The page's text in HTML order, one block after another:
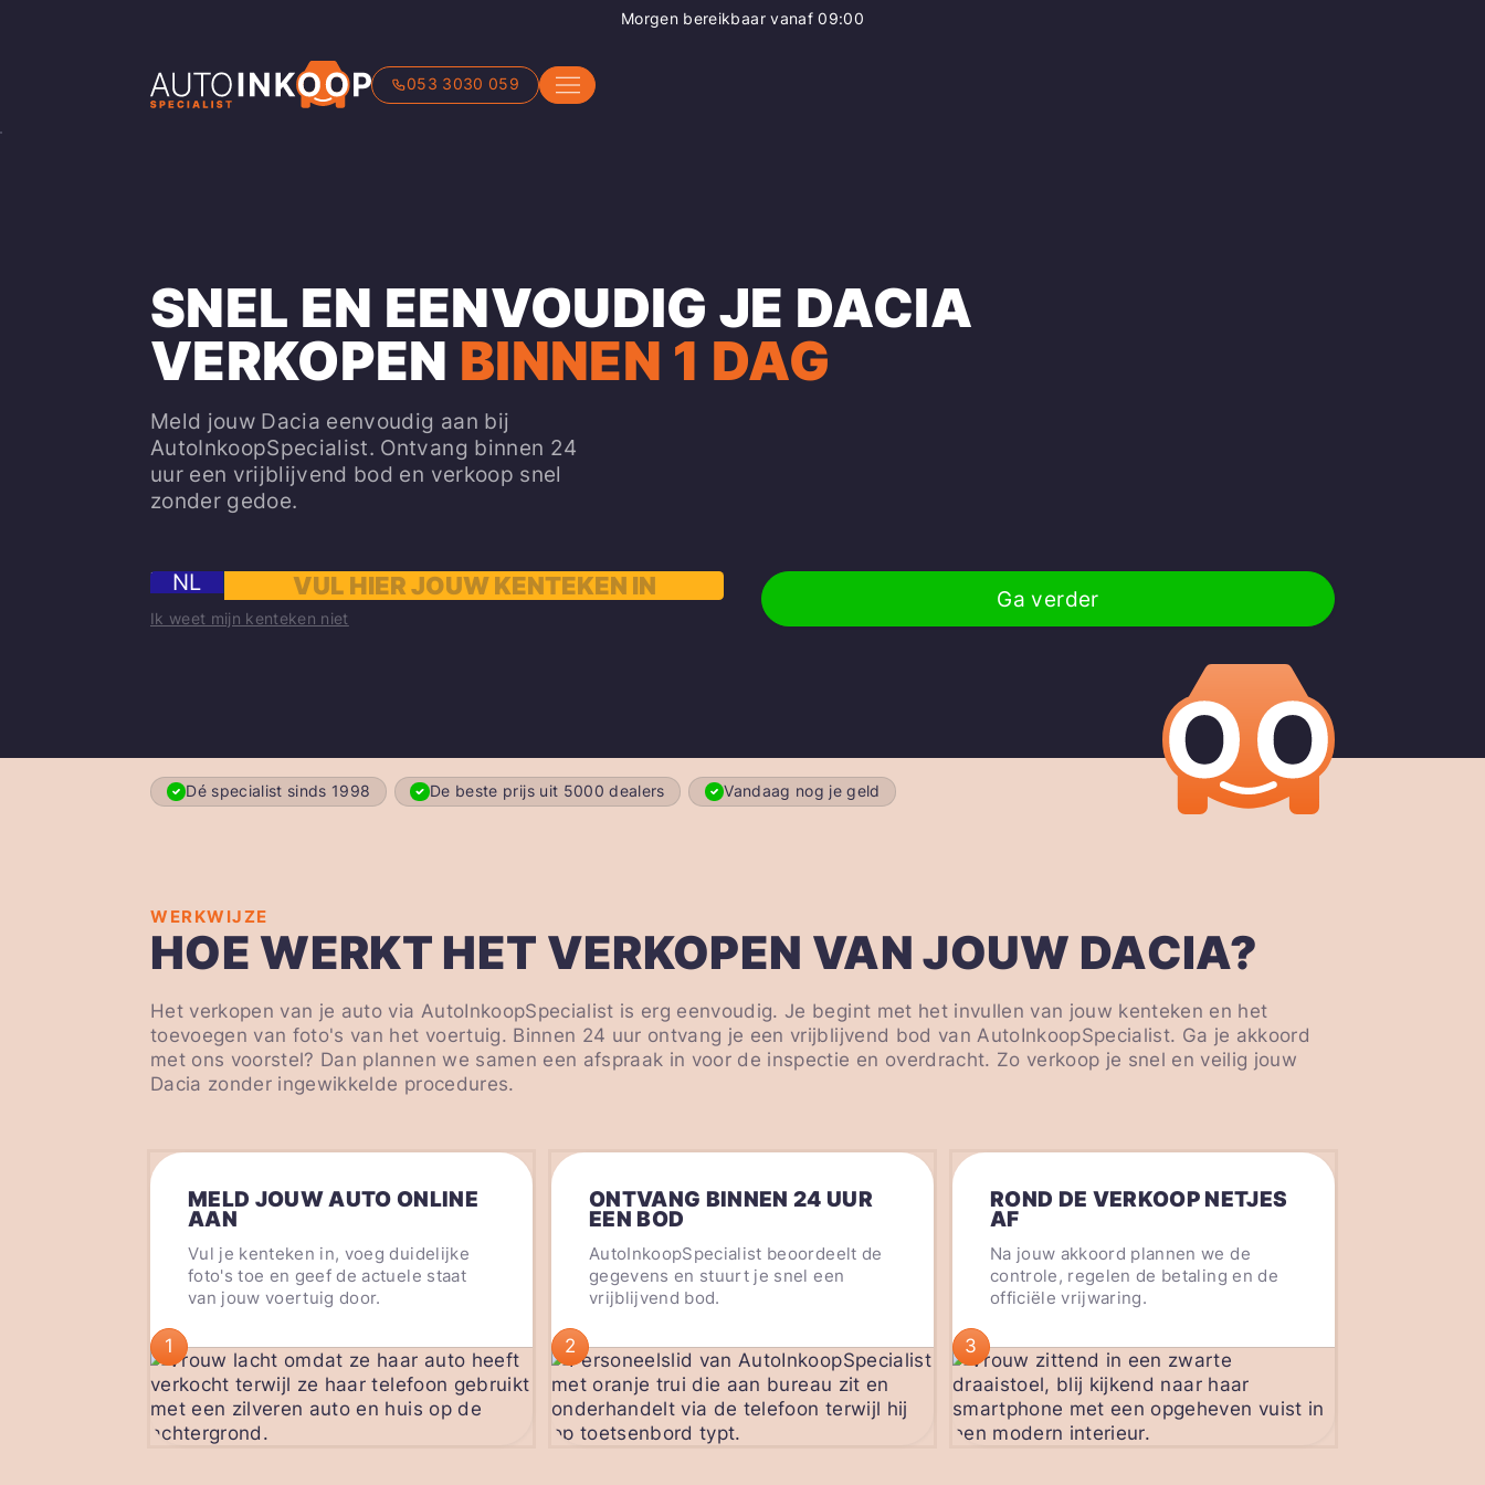
053 3030 059
Morgen bereikbaar vanaf 09:00
SNEL EN EENVOUDIG JE DACIA
VERKOPEN BINNEN 1 DAG
Meld jouw Dacia eenvoudig aan bij
AutoInkoopSpecialist. Ontvang binnen 24
uur een vrijblijvend bod en verkoop snel
zonder gedoe.
NL
Ik weet mijn kenteken niet
Ga verder
Dé specialist sinds 1998 De beste prijs uit 5000 dealers Vandaag nog je geld
WERKWIJZE
HOE WERKT HET VERKOPEN VAN JOUW DACIA?
Het verkopen van je auto via AutoInkoopSpecialist is erg eenvoudig. Je begint met het invullen van jouw kenteken en het
toevoegen van foto's van het voertuig. Binnen 24 uur ontvang je een vrijblijvend bod van AutoInkoopSpecialist. Ga je akkoord
met ons voorstel? Dan plannen we samen een afspraak in voor de inspectie en overdracht. Zo verkoop je snel en veilig jouw
Dacia zonder ingewikkelde procedures.
MELD JOUW AUTO ONLINE
AAN
Vul je kenteken in, voeg duidelijke
foto's toe en geef de actuele staat
van jouw voertuig door.
1
ONTVANG BINNEN 24 UUR
EEN BOD
AutoInkoopSpecialist beoordeelt de
gegevens en stuurt je snel een
vrijblijvend bod.
2
ROND DE VERKOOP NETJES
AF
Na jouw akkoord plannen we de
controle, regelen de betaling en de
officiële vrijwaring.
3